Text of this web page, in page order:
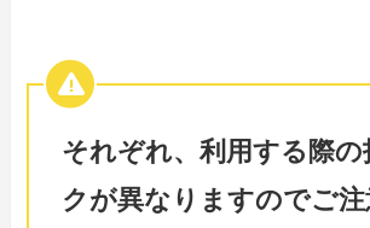
それぞれ、利用する際の
クが異なりますのでご注